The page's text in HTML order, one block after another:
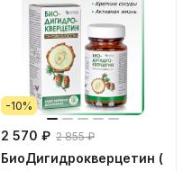
-10%
2 570 ₽ 2 855 ₽
БиоДигидрокверцетин (